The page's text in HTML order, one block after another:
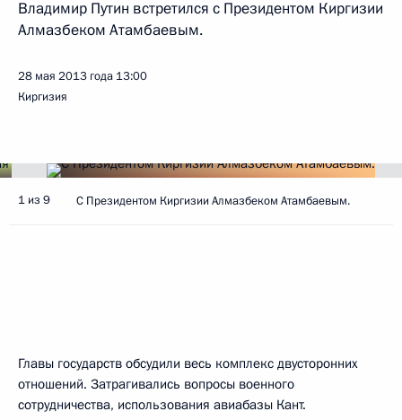
Владимир Путин встретился с Президентом Киргизии
Алмазбеком Атамбаевым.
28 мая 2013 года 13:00
Киргизия
1 из 9 С Президентом Киргизии Алмазбеком Атамбаевым.
Главы государств обсудили весь комплекс двусторонних
отношений. Затрагивались вопросы военного
сотрудничества, использования авиабазы Кант.